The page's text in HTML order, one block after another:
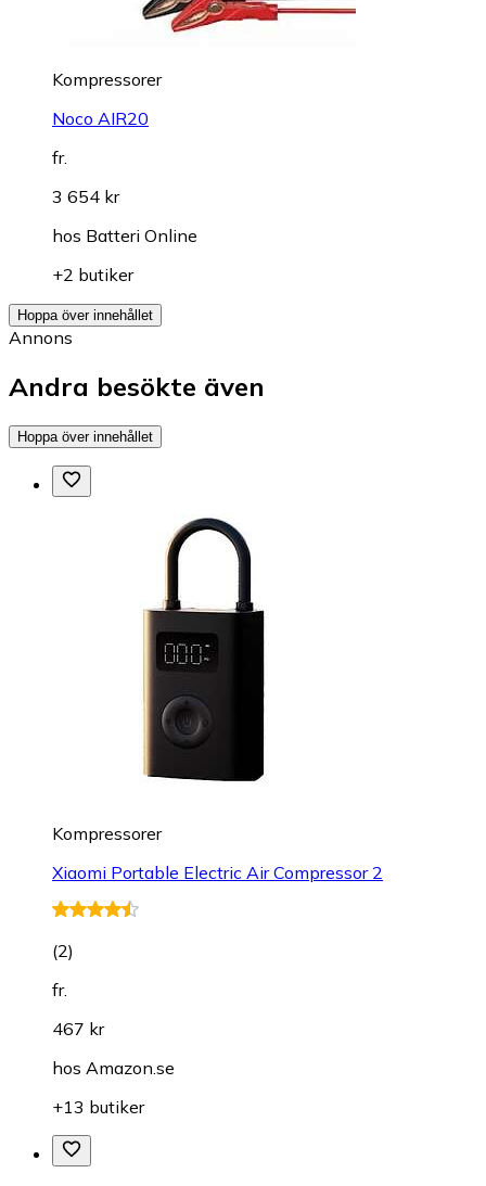
Kompressorer
Noco AIR20
fr.
3 654 kr
hos Batteri Online
+2 butiker
Hoppa över innehållet
Annons
Andra besökte även
Hoppa över innehållet
Kompressorer
Xiaomi Portable Electric Air Compressor 2
(2)
fr.
467 kr
hos Amazon.se
+13 butiker